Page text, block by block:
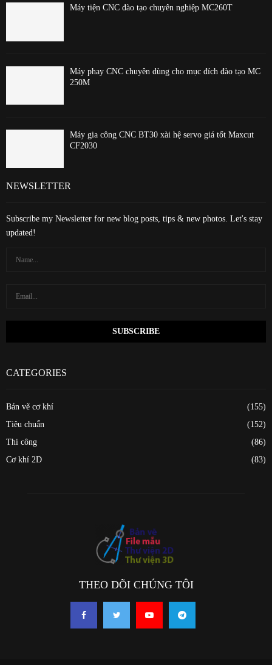
Máy tiện CNC đào tạo chuyên nghiệp MC260T
Máy phay CNC chuyên dùng cho mục đích đào tạo MC
250M
Máy gia công CNC BT30 xài hệ servo giá tốt Maxcut
CF2030
NEWSLETTER
Subscribe my Newsletter for new blog posts, tips & new photos. Let's stay
updated!
CATEGORIES
Bản vẽ cơ khí
(155)
Tiêu chuẩn
(152)
Thi công
(86)
Cơ khí 2D
(83)
THEO DÕI CHÚNG TÔI